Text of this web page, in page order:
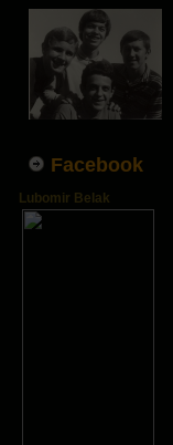
Facebook
Lubomir Belak